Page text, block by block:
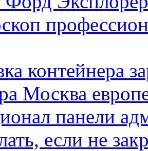
контейнера
Москва
панели
если не